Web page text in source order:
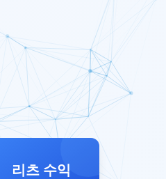
리츠 수익